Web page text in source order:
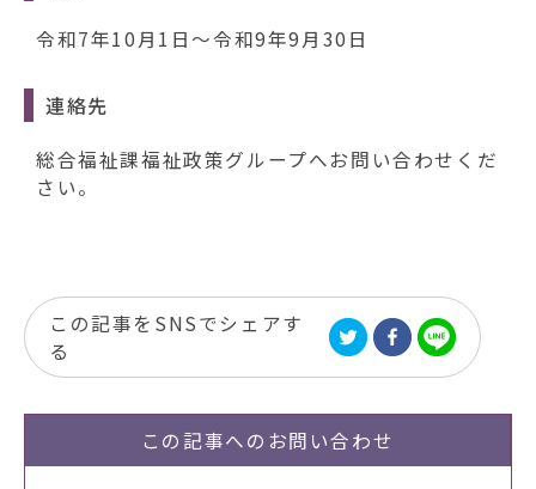
令和7年10月1日～令和9年9月30日
連絡先
総合福祉課福祉政策グループへお問い合わせくだ
さい。
この記事をSNSでシェアす
る
この記事への お問い合わせ